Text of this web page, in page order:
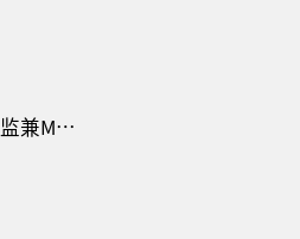
专访莓小仙品牌总监兼MKT HEAD李小明：新品破局，80分决策的敏捷迭代 | 小标签创“新”增长